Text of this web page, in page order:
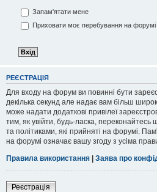
Запам'ятати мене
Приховати моє перебування на форумі
РЕЄСТРАЦІЯ
Для входу на форум ви повинні бути
декілька секунд але надає вам більш
може надати додаткові привілеї
тим, як увійти, будь-ласка,
та політиками, які прийняті на форумі.
на форумі означає вашу згоду з усіма
Правила використання | Заява про
Реєстрація